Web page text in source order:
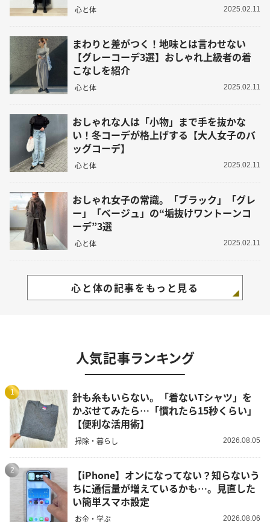
心と体 2025.02.11
まわりと差がつく！地味とは言わせない
【グレーコーデ3選】おしゃれ上級者の着
こなしを紹介
心と体 2025.02.11
おしゃれな人は「小物」まで手を抜かな
い！冬コーデが格上げする【大人女子のバ
ッグコーデ】
心と体 2025.02.11
おしゃれ女子の常識。「ブラック」「グレ
ー」「ベージュ」の“垢抜けワントーンコ
ーデ”3選
心と体 2025.02.11
心と体の記事をもっと見る
人気記事ランキング
1
針も糸もいらない。「着ないTシャツ」を
かぶせてみたら…「慣れたら15秒くらい」
【便利な活用術】
掃除・暮らし 2026.08.05
2
【iPhone】オンになってない？知らないう
ちに通信量が増えているかも…。見直した
い簡単スマホ設定
お金・学ぶ 2026.08.06